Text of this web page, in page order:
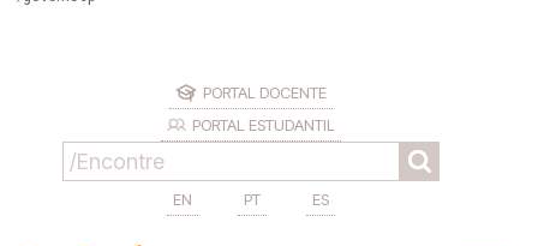
PORTAL DOCENTE
PORTAL ESTUDANTIL
EN PT ES